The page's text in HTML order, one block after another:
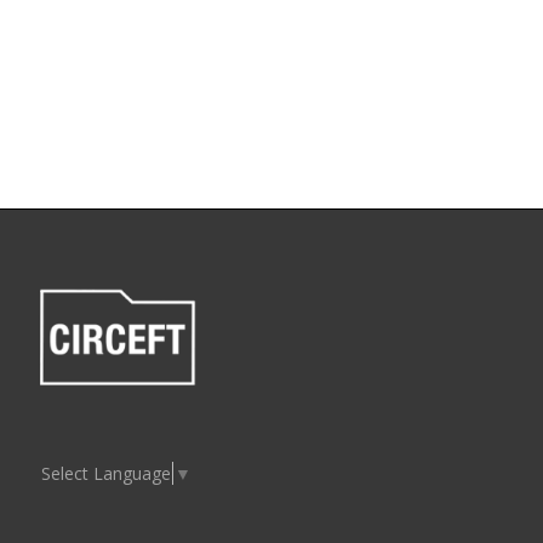
Select Language ▼